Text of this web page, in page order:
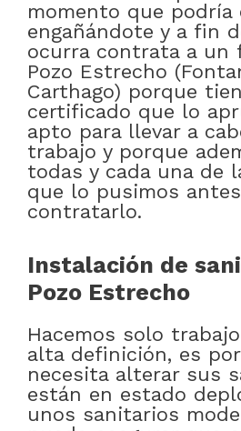
momento que podría
engañándote y a fin
ocurra contrata a un
Pozo Estrecho
Carthago) porque
certificado que lo
apto para llevar a
trabajo y porque
todas y cada una de
que lo pusimos
contratarlo.
Instalación de
Pozo Estrecho
Hacemos solo
alta definición, es
necesita alterar sus
están en estado
unos sanitarios